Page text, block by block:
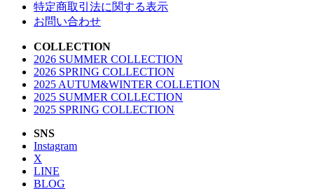
特定商取引法に関する表示
お問い合わせ
COLLECTION
2026 SUMMER COLLECTION
2026 SPRING COLLECTION
2025 AUTUM&WINTER COLLETION
2025 SUMMER COLLECTION
2025 SPRING COLLECTION
SNS
Instagram
X
LINE
BLOG